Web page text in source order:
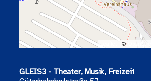
| ©
GLEIS3 - Theater, Musik, Freizeit